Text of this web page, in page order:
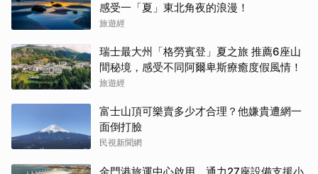
感受一「夏」東北角夜的浪漫！
旅遊經
瑞士最大州「格勞賓登」夏之旅 推薦6座山
間秘境，感受不同阿爾卑斯療癒度假風情！
旅遊經
富士山頂可樂賣多少才合理？他嫌貴遭網一
面倒打臉
民視新聞網